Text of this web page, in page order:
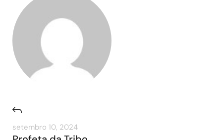
setembro 10, 2024